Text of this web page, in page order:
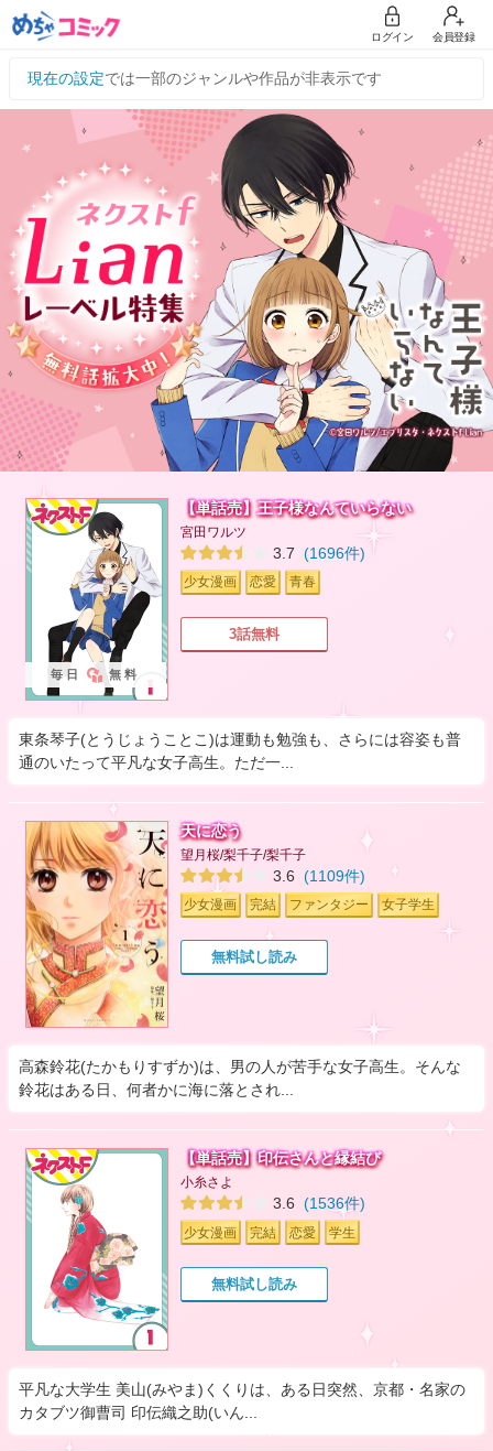
ログイン 会員登録
現在の設定では一部のジャンルや作品が非表示です
【単話売】王子様なんていらない
宮田ワルツ
3.7 (1696件)
少女漫画 恋愛 青春
3話無料
毎日 無料
東条琴子(とうじょうことこ)は運動も勉強も、さらには容姿も普
通のいたって平凡な女子高生。ただ一...
天に恋う
望月桜/梨千子/梨千子
3.6 (1109件)
少女漫画 完結 ファンタジー 女子学生
無料試し読み
高森鈴花(たかもりすずか)は、男の人が苦手な女子高生。そんな
鈴花はある日、何者かに海に落とされ...
【単話売】印伝さんと縁結び
小糸さよ
3.6 (1536件)
少女漫画 完結 恋愛 学生
無料試し読み
平凡な大学生 美山(みやま)くくりは、ある日突然、京都・名家の
カタブツ御曹司 印伝織之助(いん...